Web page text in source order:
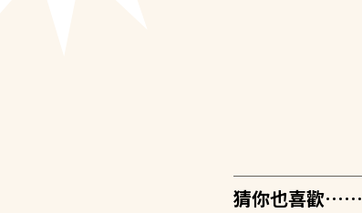
猜你也喜歡……